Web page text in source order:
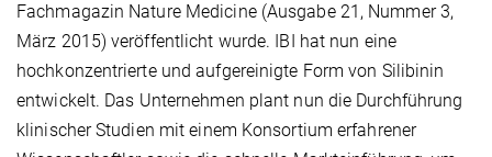
Fachmagazin Nature Medicine (Ausgabe 21, Nummer 3,
März 2015) veröffentlicht wurde. IBI hat nun eine
hochkonzentrierte und aufgereinigte Form von Silibinin
entwickelt. Das Unternehmen plant nun die Durchführung
klinischer Studien mit einem Konsortium erfahrener